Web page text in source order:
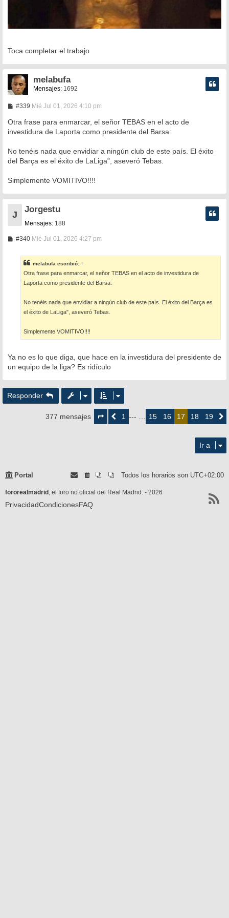
Toca completar el trabajo
melabufa
Mensajes: 1692
#339M
n
a
e
Mié Jul 01, 2026 4:10 pm
Otra frase para enmarcar, el señor TEBAS en el acto de
investidura de Laporta como presidente del Barsa:
No tenéis nada que envidiar a ningún club de este país. El éxito
del Barça es el éxito de LaLiga", aseveró Tebas.
Simplemente VOMITIVO!!!!
J
Jorgestu
Mensajes: 188
#340M
s
a
j
e
Mié Jul 01, 2026 4:27 pm
melabufa escribió: ↑
Otra frase para enmarcar, el señor TEBAS en el acto de investidura de
Laporta como presidente del Barsa:
No tenéis nada que envidiar a ningún club de este país. El éxito del Barça es
el éxito de LaLiga", aseveró Tebas.
Simplemente VOMITIVO!!!!
Ya no es lo que diga, que hace en la investidura del presidente de
un equipo de la liga? Es ridículo
Responder
377 mensajes
Página
17
deAnterior
1 --- … 15 16 17 18 19
Ir a
Portal Todos los horarios son UTC+02:00
fororealmadrid , el foro no oficial del Real Madrid. - 2026
PrivacidadCondicionesFAQ